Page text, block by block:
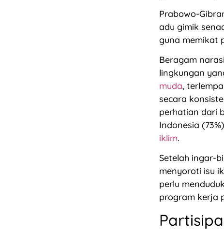
Prabowo-
adu gimik
guna memikat
Beragam
lingkungan
muda,
secara
perhatian dari
Indonesia
iklim.
Setelah ingar-
menyoroti isu
perlu
program kerja